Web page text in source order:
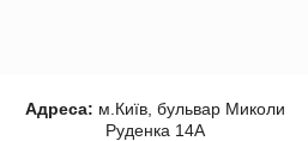
Адреса: м.Київ, бульвар Миколи
Руденка 14А